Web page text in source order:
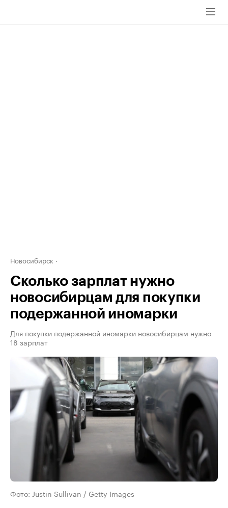
Новосибирск
Сколько зарплат нужно
новосибирцам для покупки
подержанной иномарки
Для покупки подержанной иномарки новосибирцам нужно
18 зарплат
Фото: Justin Sullivan / Getty Images